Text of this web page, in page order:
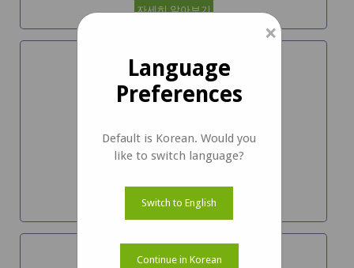
자세히 알아보기
STURDeCAM21
자세히 알아보기
×
Language
Preferences
Default is Korean. Would you
like to switch language?
Switch to English
Continue in Korean